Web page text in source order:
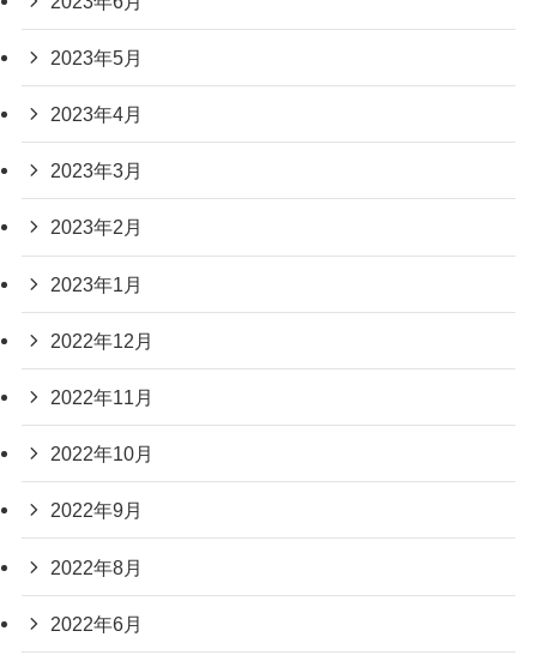
2023年5月
2023年4月
2023年3月
2023年2月
2023年1月
2022年12月
2022年11月
2022年10月
2022年9月
2022年8月
2022年6月